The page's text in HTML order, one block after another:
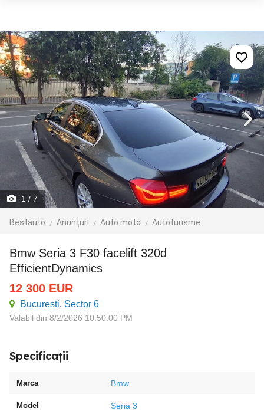
1 / 7
Bestauto Anunțuri Auto moto Autoturisme
Bmw Seria 3 F30 facelift 320d
EfficientDynamics
12 300 EUR
Bucuresti, Sector 6
Valabil din 8/2/2026 10:50:00 PM
Specificații
Marca Bmw
Model Seria 3